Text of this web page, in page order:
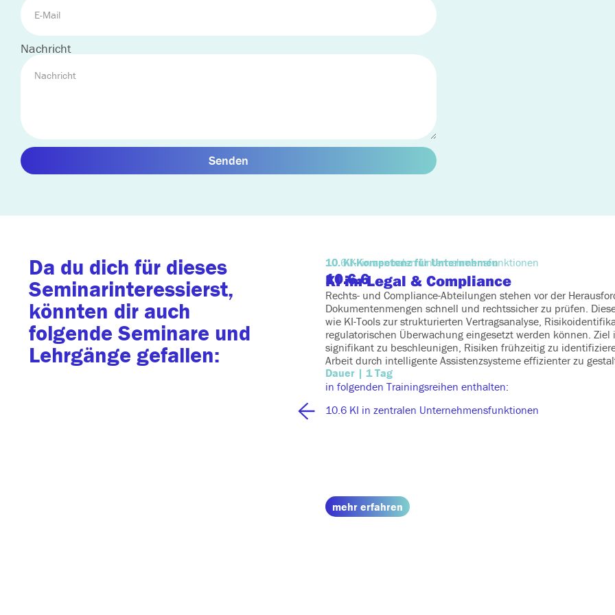
Nachricht
Senden
Da du dich für dieses
Seminarinteressierst,
könnten dir auch
folgende Seminare und
Lehrgänge gefallen:
10. KI-Kompetenz für Unternehmen
10.6 KI in zentralen Unternehmensfunktionen
10.6.6
KI im Legal & Compliance
Rechts- und Compliance-Abteilungen stehen vor der
Dokumentenmengen schnell und rechtssicher zu prüfen.
wie KI-Tools zur strukturierten Vertragsanalyse,
regulatorischen Überwachung eingesetzt werden können. Ziel
signifikant zu beschleunigen, Risiken frühzeitig zu
Arbeit durch intelligente Assistenzsysteme effizienter zu
Dauer | 1 Tag
in folgenden Trainingsreihen enthalten:
10.6 KI in zentralen Unternehmensfunktionen
mehr erfahren